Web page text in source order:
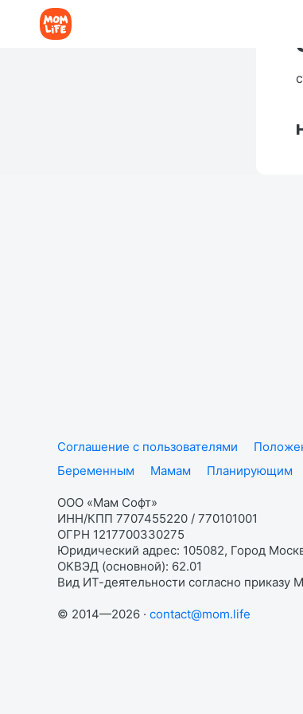
Соглашение с пользователями
Беременным
Мамам Планирующим
ООО «Мам Софт»
ИНН/КПП 7707455220 / 770101001
ОГРН 1217700330275
Юридический адрес: 105082, Город
ОКВЭД (основной): 62.01
Вид ИТ-деятельности согласно приказу
© 2014—2026 · contact@mom.life